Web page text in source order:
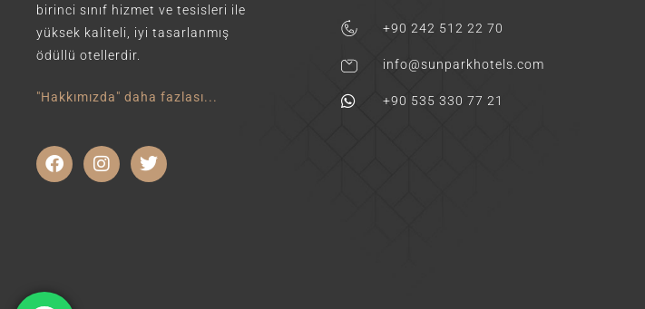
birinci sınıf hizmet ve tesisleri ile
yüksek kaliteli, iyi tasarlanmış
ödüllü otellerdir.
"Hakkımızda" daha fazlası...
+90 242 512 22 70
info@sunparkhotels.com
+90 535 330 77 21